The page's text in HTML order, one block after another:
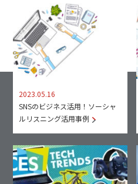
2023.05.16
SNSのビジネス活用！ソーシャ
ルリスニング活用事例